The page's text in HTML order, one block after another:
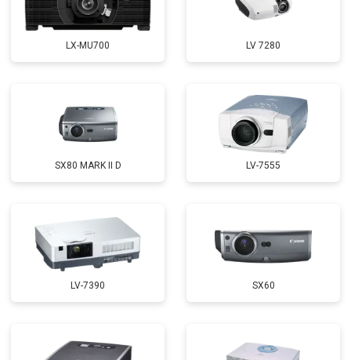
LX-MU700 LV 7280
SX80 MARK II D LV-7555
LV-7390 SX60